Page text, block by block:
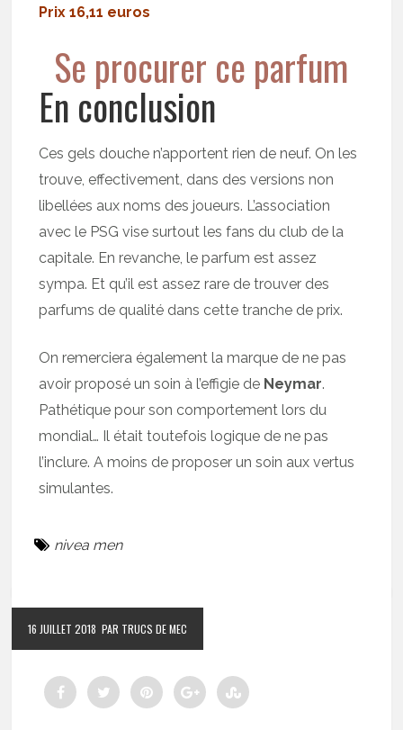
Prix 16,11 euros
Se procurer ce parfum
En conclusion
Ces gels douche n’apportent rien de neuf. On les
trouve, effectivement, dans des versions non
libellées aux noms des joueurs. L’association
avec le PSG vise surtout les fans du club de la
capitale. En revanche, le parfum est assez
sympa. Et qu’il est assez rare de trouver des
parfums de qualité dans cette tranche de prix.
On remerciera également la marque de ne pas
avoir proposé un soin à l’effigie de Neymar.
Pathétique pour son comportement lors du
mondial… Il était toutefois logique de ne pas
l’inclure. A moins de proposer un soin aux vertus
simulantes.
nivea men
16 JUILLET 2018 PAR TRUCS DE MEC